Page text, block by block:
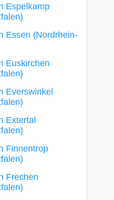
Espelkamp
Essen (Nordrhein-
Euskirchen
Everswinkel
Extertal
Finnentrop
Frechen